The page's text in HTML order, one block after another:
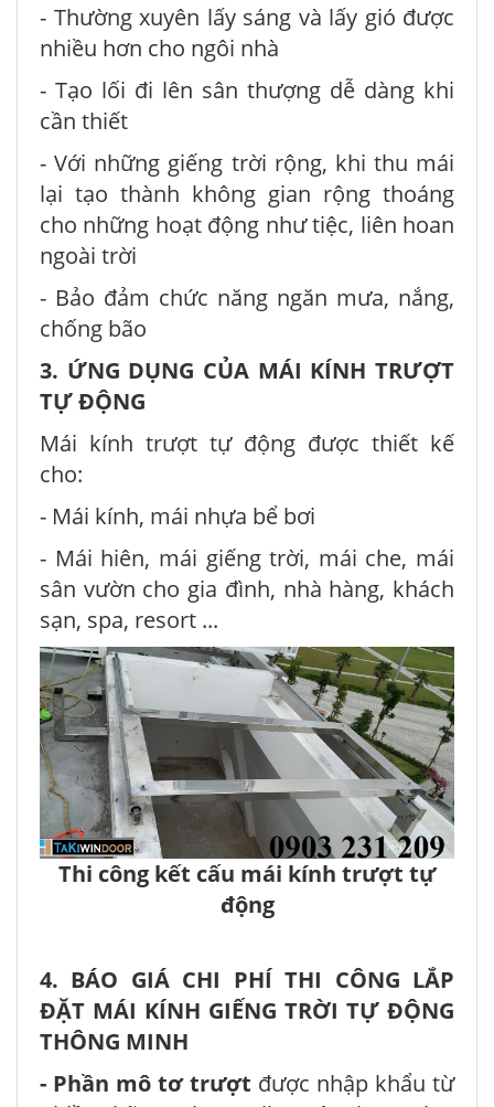
- Thường xuyên lấy sáng và lấy gió được
nhiều hơn cho ngôi nhà
- Tạo lối đi lên sân thượng dễ dàng khi
cần thiết
- Với những giếng trời rộng, khi thu mái
lại tạo thành không gian rộng thoáng
cho những hoạt động như tiệc, liên hoan
ngoài trời
- Bảo đảm chức năng ngăn mưa, nắng,
chống bão
3. ỨNG DỤNG CỦA MÁI KÍNH TRƯỢT
TỰ ĐỘNG
Mái kính trượt tự động được thiết kế
cho:
- Mái kính, mái nhựa bể bơi
- Mái hiên, mái giếng trời, mái che, mái
sân vườn cho gia đình, nhà hàng, khách
sạn, spa, resort ...
Thi công kết cấu mái kính trượt tự
động
4. BÁO GIÁ CHI PHÍ THI CÔNG LẮP
ĐẶT MÁI KÍNH GIẾNG TRỜI TỰ ĐỘNG
THÔNG MINH
- Phần mô tơ trượt được nhập khẩu từ